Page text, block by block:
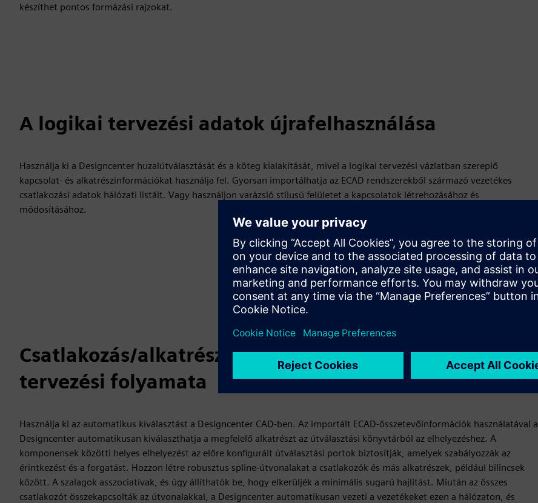
készíthet pontos formázási rajzokat.
A logikai tervezési adatok újrafelhasználása
Használja ki a Designcenter huzalútválasztását és a köteg kialakítását, mivel a logikai tervezési vázlatban szereplő
kapcsolat- és alkatrészinformációkat használja fel. Gyorsan importálhatja az ECAD rendszerekből származó vezetékes
csatlakozási adatok hálózati listáit. Vagy használjon varázsló stílusú felületet a kapcsolatok létrehozásához és
módosításához.
Csatlakozás/alkatrész-vezérelt vezetékköteg
tervezési folyamata
Használja ki az automatikus kiválasztást a Designcenter CAD-ben. Az importált ECAD-összetevőinformációk használatával a
Designcenter automatikusan kiválaszthatja a megfelelő alkatrészt az útválasztási könyvtárból az elhelyezéshez. A
komponensek közötti helyes elhelyezést az előre konfigurált útválasztási portok biztosítják, amelyek szabályozzák az
érintkezést és a forgatást. Hozzon létre robusztus spline-útvonalakat a csatlakozók és más alkatrészek, például bilincsek
között. A szalagok asszociatívak, és úgy állíthatók be, hogy elkerüljék a minimális sugarú hajlítást. Miután az összes
csatlakozót összekapcsolták az útvonalakkal, a Designcenter automatikusan vezeti a vezetékeket ezen a hálózaton, és